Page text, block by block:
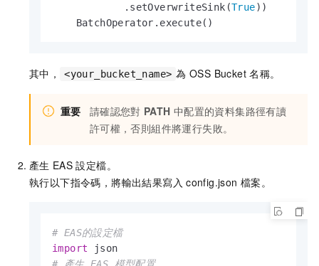
            .setOverwriteSink(
True))
    BatchOperator.execute()
其中， <your_bucket_name> 為 OSS Bucket 名稱。
重要 請確認您對 PATH 中配置的資料集路徑有讀
許可權，否則組件將運行失敗。
產生 EAS 設定檔。
執行以下指令碼，將輸出結果寫入 config.json 檔案。
# EAS的設定檔
import